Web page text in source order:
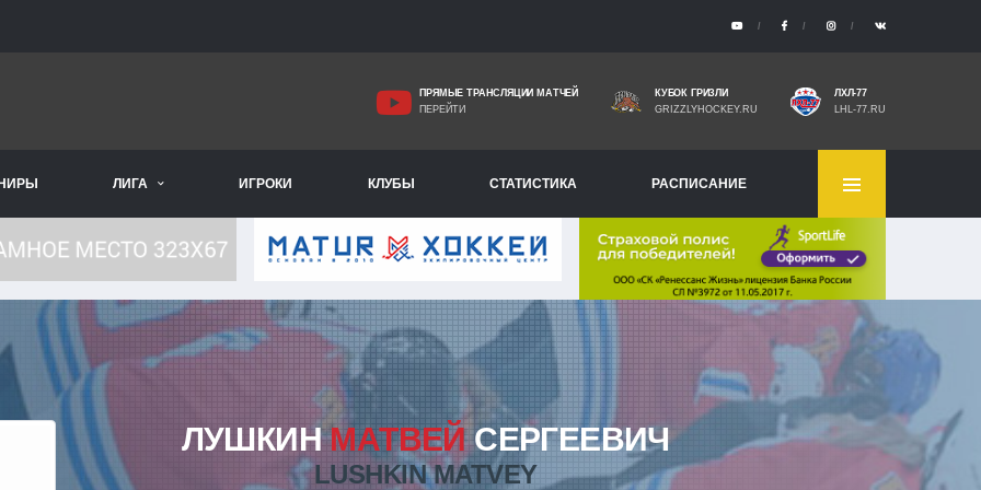
ПРЯМЫЕ ТРАНСЛЯЦИИ МАТЧЕЙ
ПЕРЕЙТИ
КУБОК ГРИЗЛИ
GRIZZLYHOCKEY.RU
ЛХЛ-77
LHL-77.RU
ЛИГА ИГРОКИ КЛУБЫ СТАТИСТИКА РАСПИСАНИЕ
ЛУШКИНМАТВЕЙСЕРГЕЕВИЧ
LUSHKIN MATVEY